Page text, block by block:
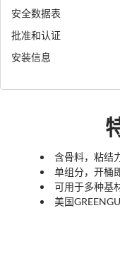
安全数据表
批准和认证
安装信息
含骨料，粘结
单组分，开桶
可用于多种基
美国